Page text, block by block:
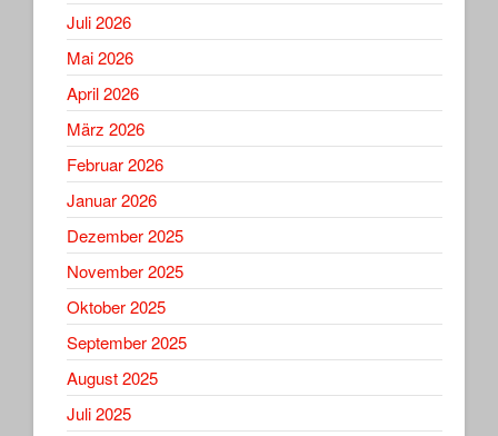
Juli 2026
Mai 2026
April 2026
März 2026
Februar 2026
Januar 2026
Dezember 2025
November 2025
Oktober 2025
September 2025
August 2025
Juli 2025